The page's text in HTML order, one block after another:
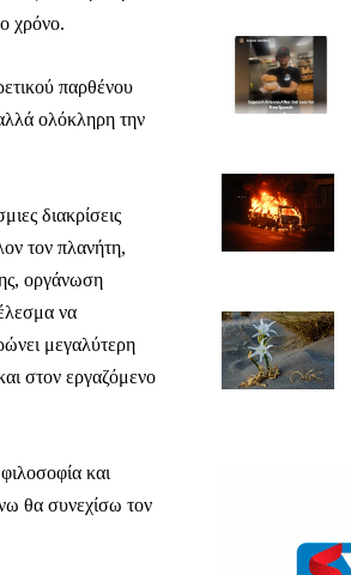
χρόνο.
παρθένου
ολόκληρη την
διακρίσεις
τον πλανήτη,
οργάνωση
να
μεγαλύτερη
στον εργαζόμενο
και
θα συνεχίσω τον